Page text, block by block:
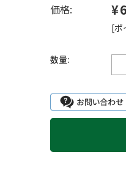
価格:
[ポ
数量: